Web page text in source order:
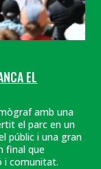
EL
amb una
el parc en un
públic i una gran
final que
i comunitat.